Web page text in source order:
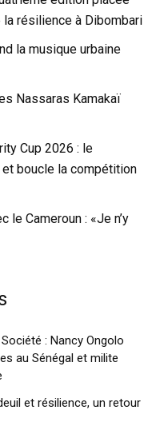
résilience à Dibombari
la musique urbaine
Nassaras Kamakaï
Cup 2026 : le
et boucle la compétition
le Cameroun : «Je n’y
: Nancy Ongolo
au Sénégal et milite
et résilience, un retour